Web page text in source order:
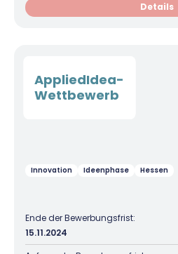
Details
AppliedIdea-
Wettbewerb
Innovation Ideenphase Hessen
Ende der Bewerbungsfrist:
15.11.2024